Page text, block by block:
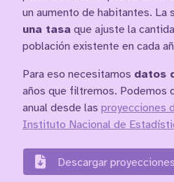
un aumento de habitantes. La
una tasa que ajuste la
población existente en cada
Para eso necesitamos datos
años que filtremos. Podemos
anual desde las proyecciones
Instituto Nacional de
Descargar